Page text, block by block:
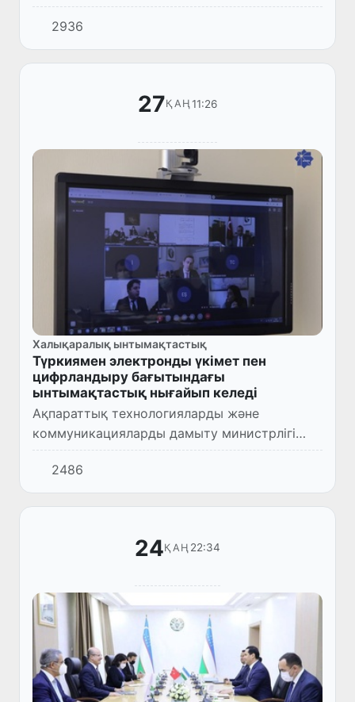
Сырдария облысының Гүлістан қаласында
сапарда болды.
2936
27ҚАҢ11:26
Халықаралық ынтымақтастық
Түркиямен электронды үкімет пен
цифрландыру бағытындағы
ынтымақтастық нығайып келеді
Ақпараттық технологияларды және
коммуникацияларды дамыту министрлігі
мен Түркия Республикасы Президенті
жанындағы Цифрлық трансформация кеңсесі
арасында электронды үкімет және цифр...
2486
24ҚАҢ 22:34